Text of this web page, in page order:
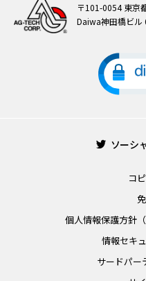
〒101-0054 東京
Daiwa神田橋ビル
ソーシ
コ
個人情報保護方針
情報セキ
サードパー